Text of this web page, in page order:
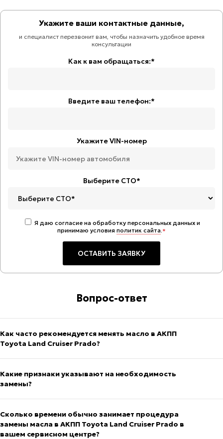
Укажите ваши контактные данные,
и специалист перезвонит вам, чтобы назначить удобное время
консультации
Как к вам обращаться:*
Введите ваш телефон:*
Укажите VIN-номер
Выберите СТО*
Я даю согласие на обработку персональных данных и
принимаю условия политик сайта.*
Вопрос-ответ
Как часто рекомендуется менять масло в АКПП
Toyota Land Cruiser Prado?
Какие признаки указывают на необходимость
замены?
Сколько времени обычно занимает процедура
замены масла в АКПП Toyota Land Cruiser Prado в
вашем сервисном центре?